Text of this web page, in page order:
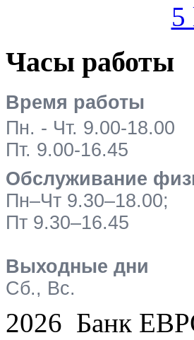
5
Часы работы
Время работы
Пн. - Чт. 9.00-18.00
Пт. 9.00-16.45
Обслуживание
Пн–Чт 9.30–18.00;
Пт 9.30–16.45
Выходные дни
Сб., Вс.
2026 Банк